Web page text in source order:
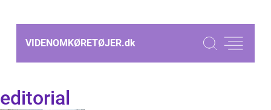
VIDENOMKØRETØJER.dk
editorial